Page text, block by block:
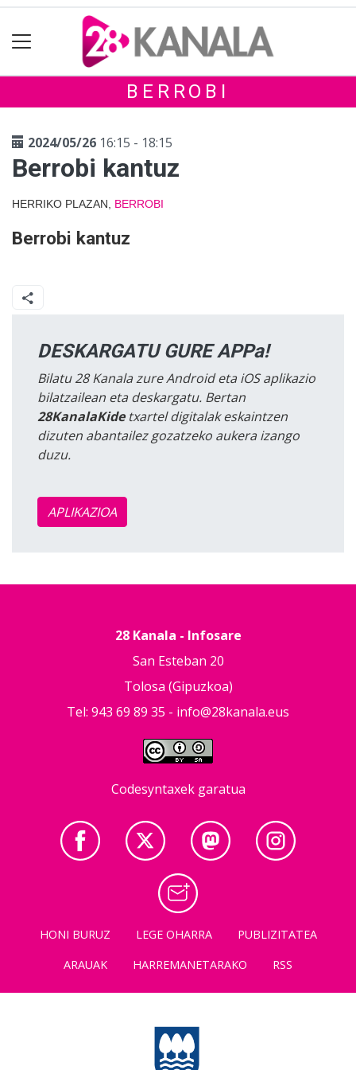
BERROBI
2024/05/26 16:15 - 18:15
Berrobi kantuz
HERRIKO PLAZAN, BERROBI
Berrobi kantuz
DESKARGATU GURE APPa!
Bilatu 28 Kanala zure Android eta iOS aplikazio
bilatzailean eta deskargatu. Bertan
28KanalaKidetxartel digitalak eskaintzen
dizuten abantailez gozatzeko aukera izango
duzu.
APLIKAZIOA
28 Kanala - Infosare
San Esteban 20
Tolosa (Gipuzkoa)
Tel: 943 69 89 35 - info@28kanala.eus
Codesyntaxek garatua
HONI BURUZ LEGE OHARRA
PUBLIZITATEA
ARAUAK
HARREMANETARAKO RSS